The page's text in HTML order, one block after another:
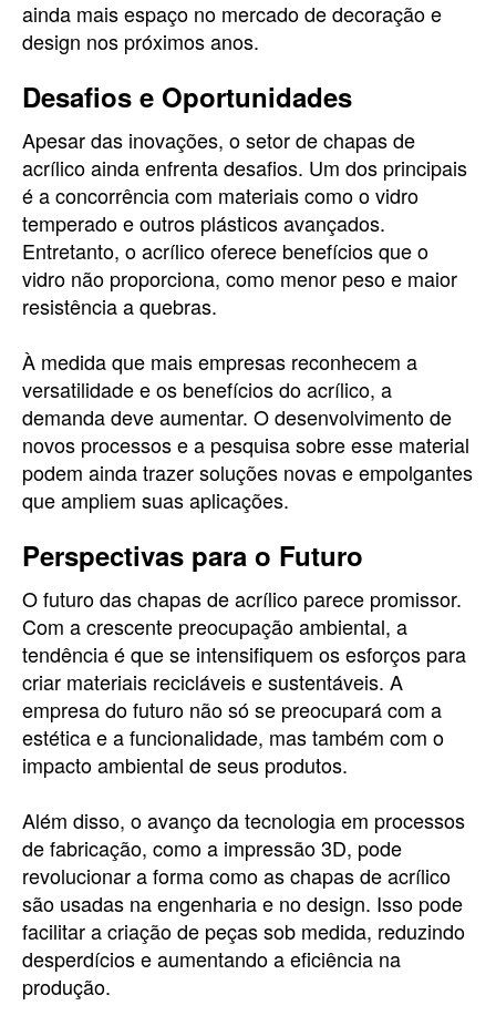
ainda mais espaço no mercado de decoração e
design nos próximos anos.
Desafios e Oportunidades
Apesar das inovações, o setor de chapas de
acrílico ainda enfrenta desafios. Um dos principais
é a concorrência com materiais como o vidro
temperado e outros plásticos avançados.
Entretanto, o acrílico oferece benefícios que o
vidro não proporciona, como menor peso e maior
resistência a quebras.
À medida que mais empresas reconhecem a
versatilidade e os benefícios do acrílico, a
demanda deve aumentar. O desenvolvimento de
novos processos e a pesquisa sobre esse material
podem ainda trazer soluções novas e empolgantes
que ampliem suas aplicações.
Perspectivas para o Futuro
O futuro das chapas de acrílico parece promissor.
Com a crescente preocupação ambiental, a
tendência é que se intensifiquem os esforços para
criar materiais recicláveis e sustentáveis. A
empresa do futuro não só se preocupará com a
estética e a funcionalidade, mas também com o
impacto ambiental de seus produtos.
Além disso, o avanço da tecnologia em processos
de fabricação, como a impressão 3D, pode
revolucionar a forma como as chapas de acrílico
são usadas na engenharia e no design. Isso pode
facilitar a criação de peças sob medida, reduzindo
desperdícios e aumentando a eficiência na
produção.